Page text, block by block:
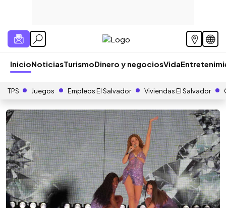
InicioNoticiasTurismoDinero y negociosVida
TPS Juegos Empleos El Salvador Viviendas El Salvador